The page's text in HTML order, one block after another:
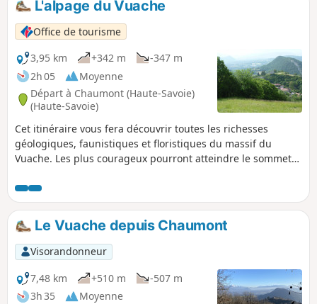
L'alpage du Vuache
Office de tourisme
3,95 km
+342 m
-347 m
2h 05
Moyenne
Départ à Chaumont (Haute-Savoie)
(Haute-Savoie)
Cet itinéraire vous fera découvrir toutes les richesses
géologiques, faunistiques et floristiques du massif du
Vuache. Les plus courageux pourront atteindre le sommet
Le Vuache depuis Chaumont
Visorandonneur
7,48 km
+510 m
-507 m
3h 35
Moyenne